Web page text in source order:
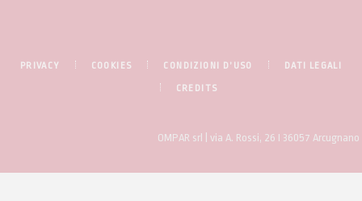
PRIVACY COOKIES CONDIZIONI D’USO DATI LEGALI
CREDITS
OMPAR srl | via A. Rossi, 26 I 36057